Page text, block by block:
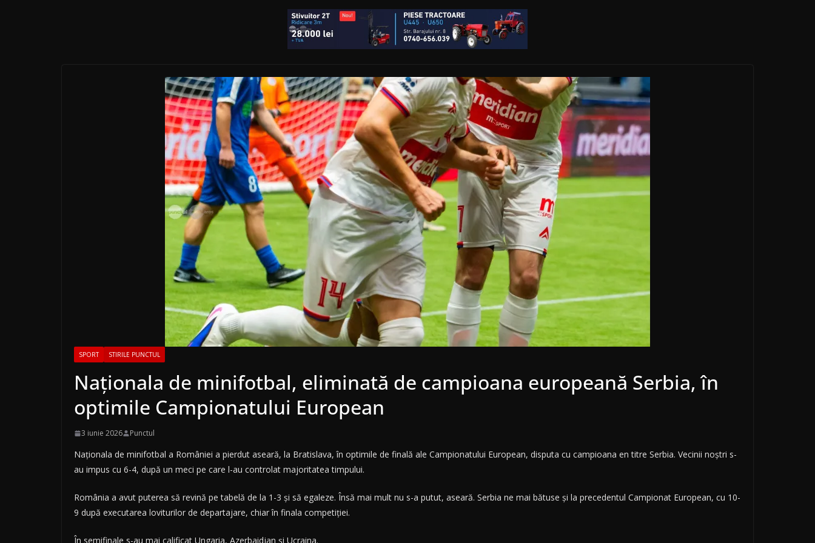
SPORT STIRILE PUNCTUL
Naționala de minifotbal, eliminată de campioana europeană Serbia, în
optimile Campionatului European
3 iunie 2026 Punctul
Naționala de minifotbal a României a pierdut aseară, la Bratislava, în optimile de finală ale Campionatului European, disputa cu campioana en titre Serbia. Vecinii noștri s-
au impus cu 6-4, după un meci pe care l-au controlat majoritatea timpului.
România a avut puterea să revină pe tabelă de la 1-3 și să egaleze. Însă mai mult nu s-a putut, aseară. Serbia ne mai bătuse și la precedentul Campionat European, cu 10-
9 după executarea loviturilor de departajare, chiar în finala competiției.
În semifinale s-au mai calificat Ungaria, Azerbaidjan și Ucraina.